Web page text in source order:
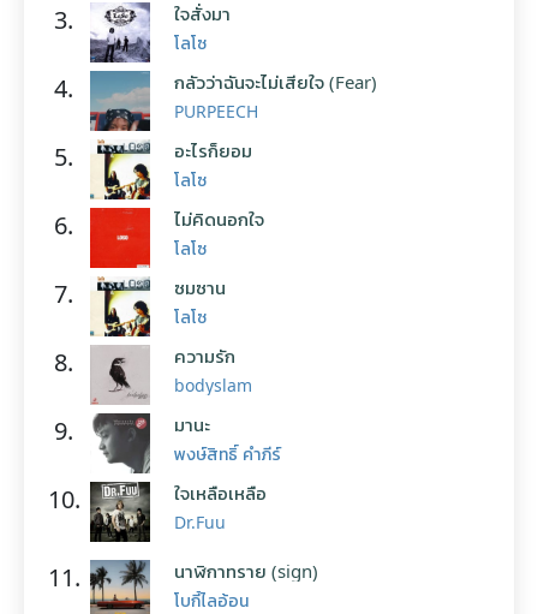
3. ใจสั่งมา
โลโซ
4. กลัวว่าฉันจะไม่เสียใจ (Fear)
PURPEECH
5. อะไรก็ยอม
โลโซ
6. ไม่คิดนอกใจ
โลโซ
7. ซมซาน
โลโซ
8. ความรัก
bodyslam
9. มานะ
พงษ์สิทธิ์ คำภีร์
10. ใจเหลือเหลือ
Dr.Fuu
11. นาฬิกาทราย (sign)
โบกี้ไลอ้อน